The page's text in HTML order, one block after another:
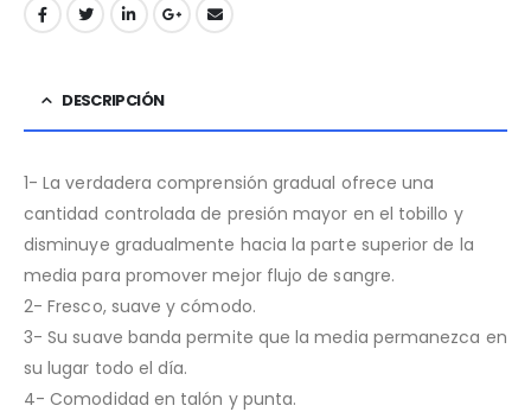
DESCRIPCIÓN
1- La verdadera comprensión gradual ofrece una
cantidad controlada de presión mayor en el tobillo y
disminuye gradualmente hacia la parte superior de la
media para promover mejor flujo de sangre.
2- Fresco, suave y cómodo.
3- Su suave banda permite que la media permanezca en
su lugar todo el día.
4- Comodidad en talón y punta.